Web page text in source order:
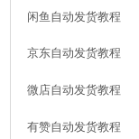
闲鱼自动发货教程
京东自动发货教程
微店自动发货教程
有赞自动发货教程